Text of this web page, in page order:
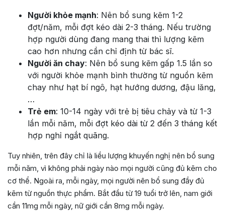
Người khỏe mạnh: Nên bổ sung kẽm 1-2
đợt/năm, mỗi đợt kéo dài 2-3 tháng. Nếu trường
hợp người dùng đang mang thai thì lượng kẽm
cao hơn nhưng cần chỉ định từ bác sĩ.
Người ăn chay: Nên bổ sung kẽm gấp 1.5 lần so
với người khỏe mạnh bình thường từ nguồn kẽm
chay như hạt bí ngô, hạt hướng dương, đậu lăng,
…
Trẻ em: 10-14 ngày với trẻ bị tiêu chảy và từ 1-3
lần mỗi năm, mỗi đợt kéo dài từ 2 đến 3 tháng kết
hợp nghỉ ngắt quãng.
Tuy nhiên, trên đây chỉ là liều lượng khuyến nghị nên bổ sung
mỗi năm, vì không phải ngày nào mọi người cũng đủ kẽm cho
cơ thể. Ngoài ra, mỗi ngày, mọi người nên bổ sung đầy đủ
kẽm từ nguồn thực phẩm. Bắt đầu từ 19 tuổi trở lên, nam giới
cần 11mg mỗi ngày, nữ giới cần 8mg mỗi ngày.